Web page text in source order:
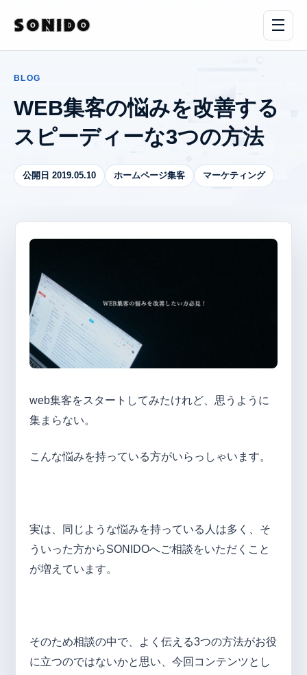
BLOG
WEB集客の悩みを改善する
スピーディーな3つの方法
公開日 2019.05.10 ホームページ集客 マーケティング
web集客をスタートしてみたけれど、思うように
集まらない。
こんな悩みを持っている方がいらっしゃいます。
実は、同じような悩みを持っている人は多く、そ
ういった方からSONIDOへご相談をいただくこと
が増えています。
そのため相談の中で、よく伝える3つの方法がお役
に立つのではないかと思い、今回コンテンツとし